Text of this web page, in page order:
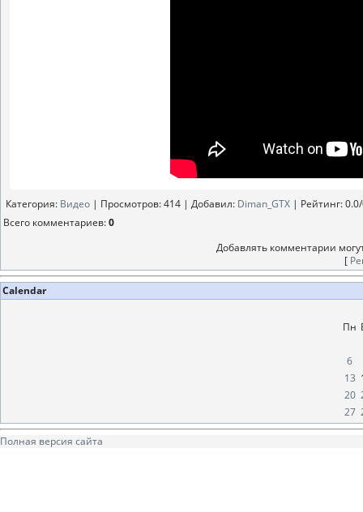
Категория: Видео | Просмотров: 414 | Добавил: Diman_GTX | Рейтинг:0.0/
Всего комментариев:0
Добавлять комментарии
[
Calendar
Пн
6
13
20
27
Полная версия сайта